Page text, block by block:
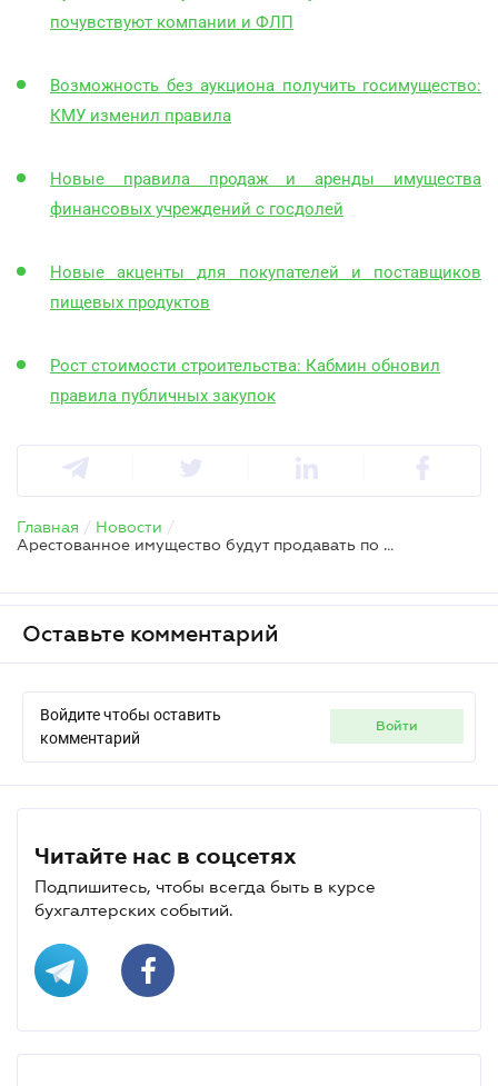
почувствуют компании и ФЛП
Возможность без аукциона получить госимущество:
КМУ изменил правила
Новые правила продаж и аренды имущества
финансовых учреждений с госдолей
Новые акценты для покупателей и поставщиков
пищевых продуктов
Рост стоимости строительства: Кабмин обновил
правила публичных закупок
Главная / Новости /
Арестованное имущество будут продавать по новому порядку: кого это касается
Оставьте комментарий
Войдите чтобы оставить
комментарий
войти
Читайте нас в соцсетях
Подпишитесь, чтобы всегда быть в курсе
бухгалтерских событий.